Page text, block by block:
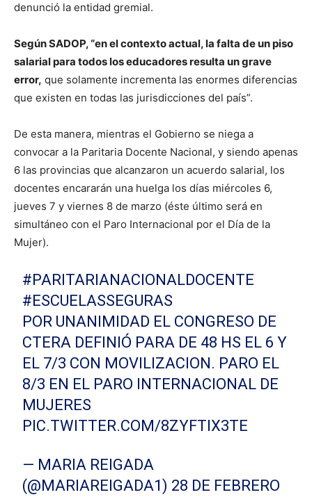
denunció la entidad gremial.
SegúnSADOP, “en el contexto actual, la falta de un piso
salarial para todos los educadores resulta un grave
error, que solamente incrementa las enormes diferencias
que existen en todas las jurisdicciones del país”.
De esta manera, mientras el Gobierno se niega a
convocar a la Paritaria Docente Nacional, y siendo apenas
6 las provincias que alcanzaron un acuerdo salarial, los
docentes encararán una huelga los días miércoles 6,
jueves 7 y viernes 8 de marzo (éste último será en
simultáneo con el Paro Internacional por el Día de la
Mujer).
#PARITARIANACIONALDOCENTE
#ESCUELASSEGURAS
POR UNANIMIDAD EL CONGRESO DE
CTERA DEFINIÓ PARA DE 48 HS EL 6 Y
EL 7/3 CON MOVILIZACION. PARO EL
8/3 EN EL PARO INTERNACIONAL DE
MUJERES
PIC.TWITTER.COM/8ZYFTIX3TE
— MARIA REIGADA
(@MARIAREIGADA1) 28 DE FEBRERO